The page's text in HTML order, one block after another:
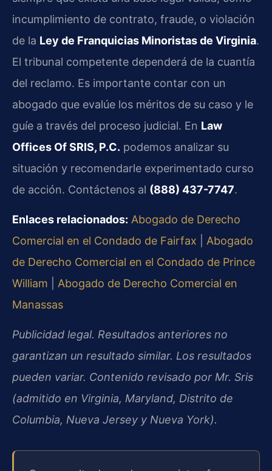
incumplimiento de contrato, fraude, o violación
de la Ley de Franquicias Minoristas de Virginia.
El tribunal competente dependerá de la cuantía
del reclamo. Es importante contar con un
abogado que evalúe los méritos de su caso y le
guíe a través del proceso judicial. En Law
Offices Of SRIS, P.C. podemos analizar su
situación y recomendarle experimentado curso
de acción. Contáctenos al (888) 437-7747.
Enlaces relacionados: Abogado de Derecho
Comercial en el Condado de Fairfax
Abogado
de Derecho Comercial en el Condado de Prince
William
Abogado de Derecho Comercial en
Manassas
Publicidad legal. Resultados anteriores no
garantizan un resultado similar. Los resultados
pueden variar. Contenido revisado por Mr. Sris
(admitido en Virginia, Maryland, Distrito de
Columbia, Nueva Jersey y Nueva York).